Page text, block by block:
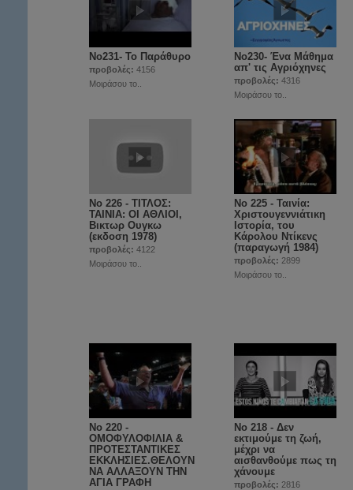
No231- Το Παράθυρο
προβολές: 4156
Μοιράσου το..
No230- Ένα Μάθημα
απ' τις Aγριόχηνες
προβολές: 4316
Μοιράσου το..
Νο 226 - ΤΙΤΛΟΣ:
ΤΑΙΝΙΑ: ΟΙ ΑΘΛΙΟΙ,
Βικτωρ Ουγκω
(εκδοση 1978)
προβολές: 4122
Μοιράσου το..
No 225 - Ταινία:
Χριστουγεννιάτικη
Ιστορία, του
Κάρολου Ντίκενς
(παραγωγή 1984)
προβολές: 2899
Μοιράσου το..
Νο 220 -
ΟΜΟΦΥΛΟΦΙΛΙΑ &
ΠΡΟΤΕΣΤΑΝΤΙΚΕΣ
ΕΚΚΛΗΣΙΕΣ.ΘΕΛΟΥΝ
ΝΑ ΑΛΛΑΞΟΥΝ ΤΗΝ
ΑΓΙΑ ΓΡΑΦΗ
Νο 218 - Δεν
εκτιμούμε τη ζωή,
μέχρι να
αισθανθούμε πως τη
χάνουμε
προβολές: 2816